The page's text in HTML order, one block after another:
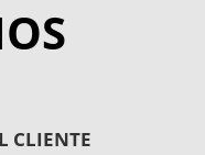
CLIENTE